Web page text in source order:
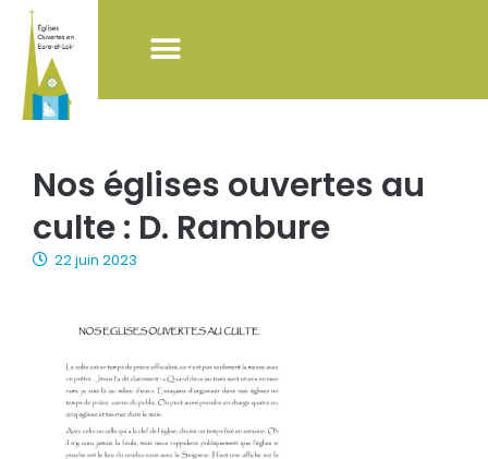
Nos églises ouvertes au
culte : D. Rambure
22 juin 2023